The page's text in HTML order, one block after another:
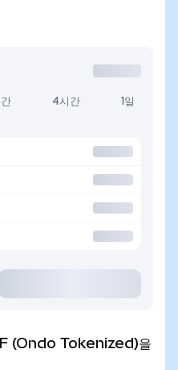
간 4시간 1일
(Ondo Tokenized)을